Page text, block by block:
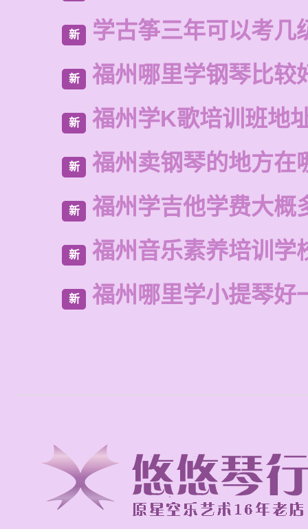
新 学古筝三年可以考几
新 福州哪里学钢琴比较
新 福州学K歌培训班地
新 福州卖钢琴的地方在
新 福州学吉他学费大概
新 福州音乐素养培训学
新 福州哪里学小提琴好